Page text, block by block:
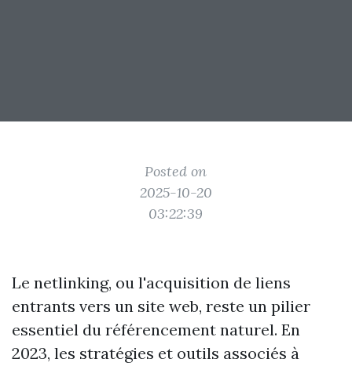
Posted on
2025-10-20
03:22:39
Le netlinking, ou l'acquisition de liens
entrants vers un site web, reste un pilier
essentiel du référencement naturel. En
2023, les stratégies et outils associés à